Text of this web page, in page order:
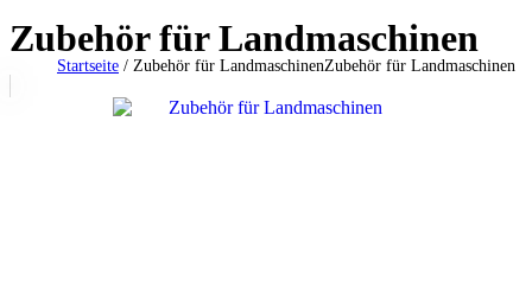
Zubehör für Landmaschinen
Startseite / Zubehör für LandmaschinenZubehör für Landmaschinen